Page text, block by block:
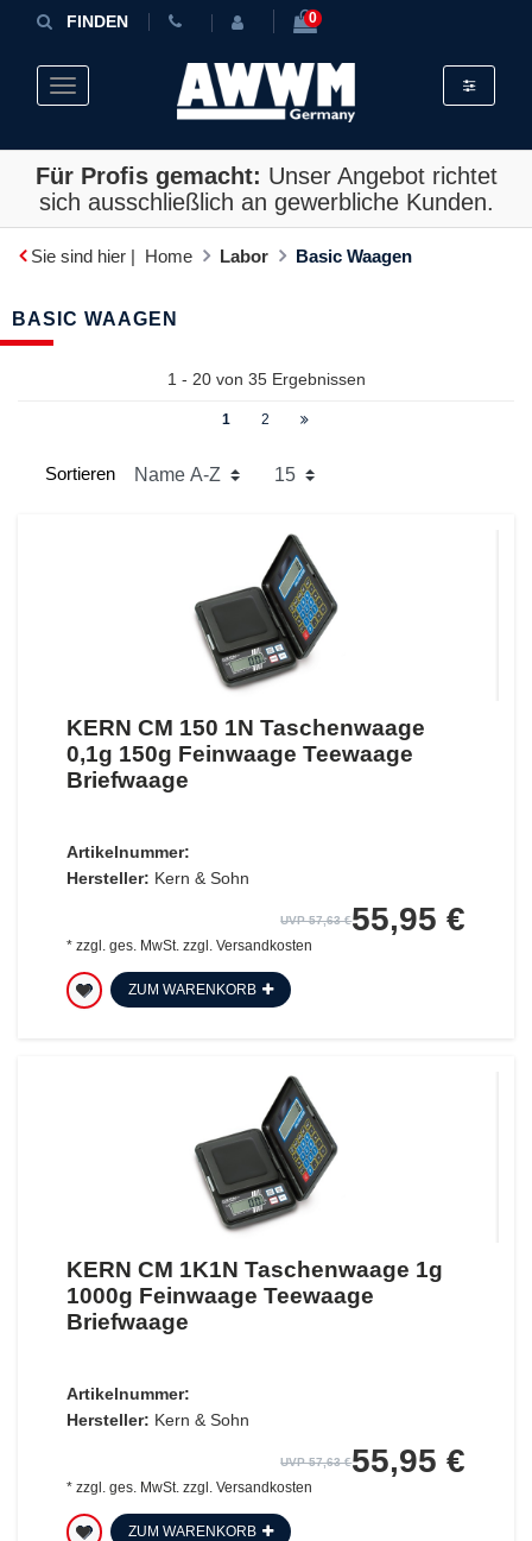
FINDEN 0
Toggle navigation Toggle
Für Profis gemacht: Unser Angebot richtet
sich ausschließlich an gewerbliche Kunden.
Sie sind hier | Home Labor Basic Waagen
BASIC WAAGEN
1 - 20 von 35Ergebnissen
1 2
Sortieren
KERN CM 150 1N Taschenwaage
0,1g 150g Feinwaage Teewaage
Briefwaage
Artikelnummer:
Hersteller: Kern & Sohn
UVP 57,63 €55,95 €
* zzgl. ges. MwSt.zzgl. Versandkosten
ZUM WARENKORB
KERN CM 1K1N Taschenwaage 1g
1000g Feinwaage Teewaage
Briefwaage
Artikelnummer:
Hersteller: Kern & Sohn
UVP 57,63 €55,95 €
* zzgl. ges. MwSt. zzgl. Versandkosten
ZUM WARENKORB